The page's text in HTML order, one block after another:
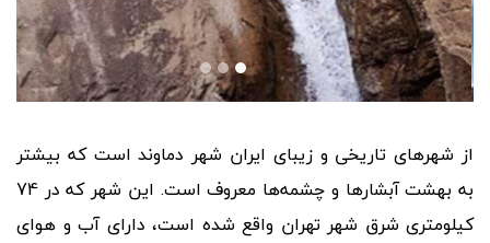
از شهرهای تاریخی و زیبای ایران شهر دماوند است که بیشتر
به بهشت آبشارها و چشمه
ها معروف است. این شهر که در 74
کیلومتری شرق شهر تهران واقع شده است، دارای آب و هوای